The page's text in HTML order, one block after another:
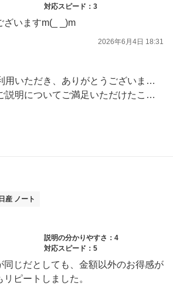
対応スピード：3
ざいますm(_ _)m
2026年6月4日 18:31
いつも当店をご利用いただき、ありがとうございます。
いてご満足いただけたこと、励みになります。
も、よりご満足いただけるよう努めてまいります。
産 ノート
説明の分かりやすさ：4
対応スピード：5
同じだとしても、金額以外のお得感が
ピートしました。